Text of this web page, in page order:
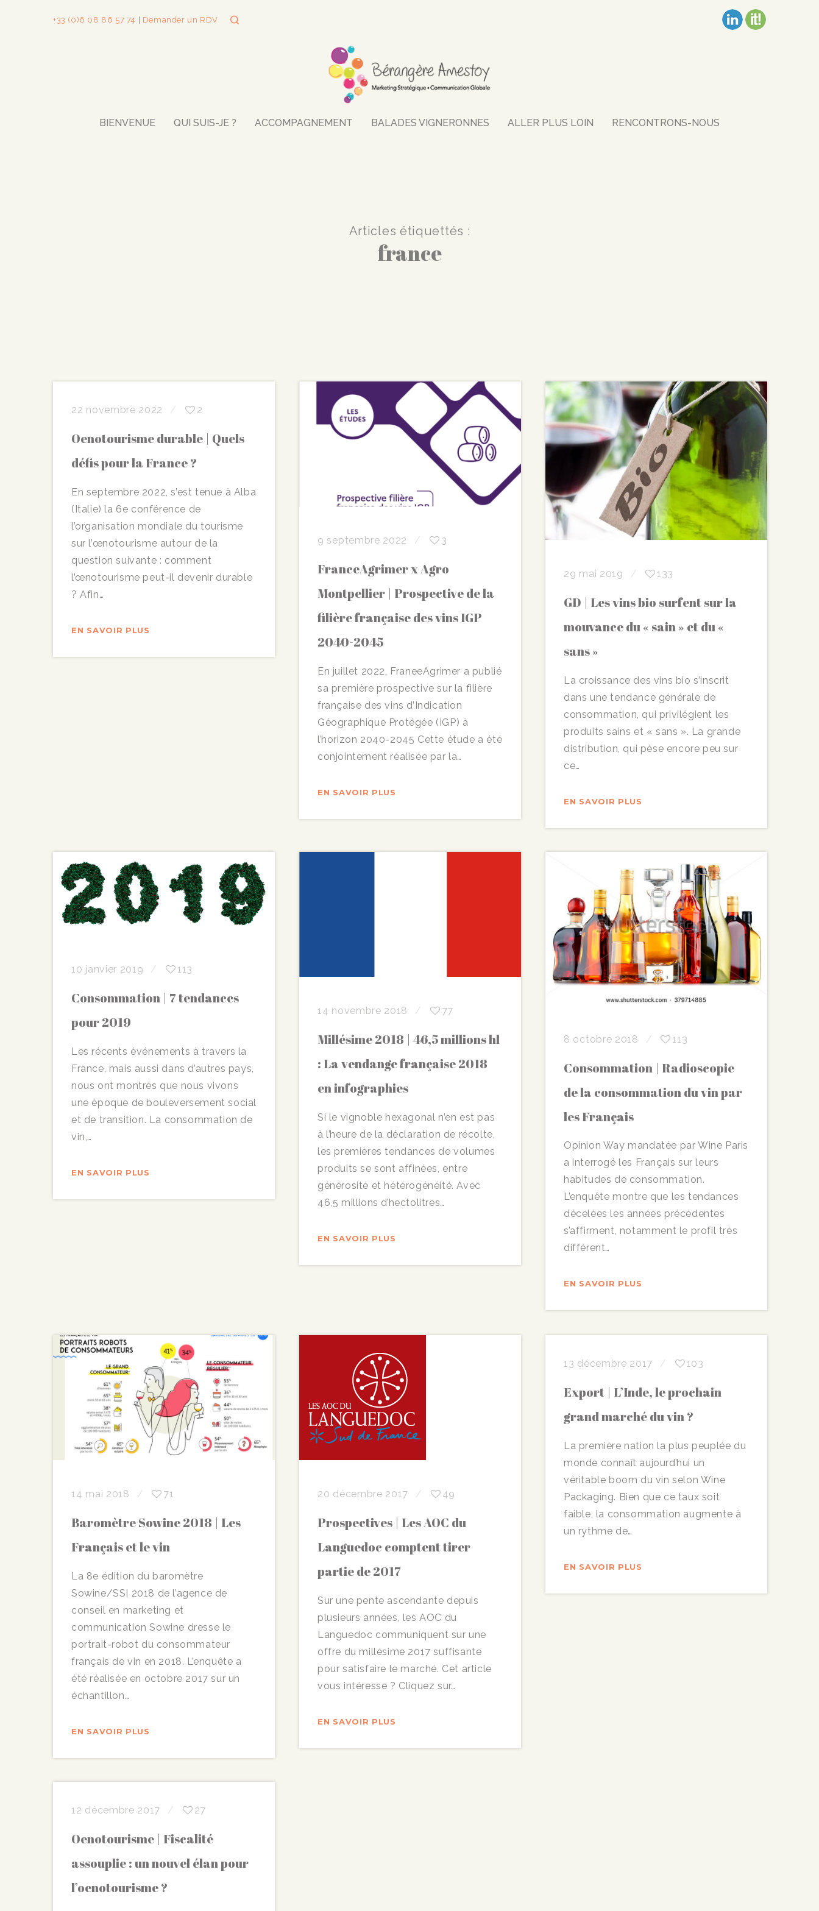
+33 (0)6 08 86 57 74 Demander un RDV
BIENVENUE QUI SUIS-JE ? ACCOMPAGNEMENT BALADES VIGNERONNES ALLER PLUS LOIN RENCONTRONS-NOUS
Articles étiquettés :
france
22 novembre 2022 2
Oenotourisme durable | Quels
défis pour la France ?
En septembre 2022, s’est tenue à Alba
(Italie) la 6e conférence de
l’organisation mondiale du tourisme
sur l’œnotourisme autour de la
question suivante : comment
l’œnotourisme peut-il devenir durable
? Afin…
EN SAVOIR PLUS
9 septembre 2022 3
FranceAgrimer x Agro
Montpellier | Prospective de la
filière française des vins IGP
2040-2045
En juillet 2022, FraneeAgrimer a publié
sa première prospective sur la filière
française des vins d’Indication
Géographique Protégée (IGP) à
l’horizon 2040-2045 Cette étude a été
conjointement réalisée par la…
EN SAVOIR PLUS
29 mai 2019 133
GD | Les vins bio surfent sur la
mouvance du « sain » et du «
sans »
La croissance des vins bio s’inscrit
dans une tendance générale de
consommation, qui privilégient les
produits sains et « sans ». La grande
distribution, qui pèse encore peu sur
ce…
EN SAVOIR PLUS
10 janvier 2019 113
Consommation | 7 tendances
pour 2019
Les récents événements à travers la
France, mais aussi dans d’autres pays,
nous ont montrés que nous vivons
une époque de bouleversement social
et de transition. La consommation de
vin,…
EN SAVOIR PLUS
14 novembre 2018 77
Millésime 2018 | 46,5 millions hl
: La vendange française 2018
en infographies
Si le vignoble hexagonal n’en est pas
à l’heure de la déclaration de récolte,
les premières tendances de volumes
produits se sont affinées, entre
générosité et hétérogénéité. Avec
46,5 millions d’hectolitres…
EN SAVOIR PLUS
8 octobre 2018 113
Consommation | Radioscopie
de la consommation du vin par
les Français
Opinion Way mandatée par Wine Paris
a interrogé les Français sur leurs
habitudes de consommation.
L’enquête montre que les tendances
décelées les années précédentes
s’affirment, notamment le profil très
différent…
EN SAVOIR PLUS
14 mai 2018 71
Baromètre Sowine 2018 | Les
Français et le vin
La 8e édition du baromètre
Sowine/SSI 2018 de l’agence de
conseil en marketing et
communication Sowine dresse le
portrait-robot du consommateur
français de vin en 2018. L’enquête a
été réalisée en octobre 2017 sur un
échantillon…
EN SAVOIR PLUS
20 décembre 2017 49
Prospectives | Les AOC du
Languedoc comptent tirer
partie de 2017
Sur une pente ascendante depuis
plusieurs années, les AOC du
Languedoc communiquent sur une
offre du millésime 2017 suffisante
pour satisfaire le marché. Cet article
vous intéresse ? Cliquez sur…
EN SAVOIR PLUS
13 décembre 2017 103
Export | L’Inde, le prochain
grand marché du vin ?
La première nation la plus peuplée du
monde connaît aujourd’hui un
véritable boom du vin selon Wine
Packaging. Bien que ce taux soit
faible, la consommation augmente à
un rythme de…
EN SAVOIR PLUS
12 décembre 2017 27
Oenotourisme | Fiscalité
assouplie : un nouvel élan pour
l’oenotourisme ?